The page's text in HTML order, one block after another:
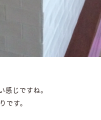
じですね。
です。